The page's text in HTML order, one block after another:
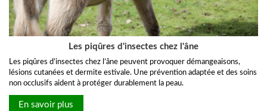
Les piqûres d'insectes chez l'âne
Les piqûres d’insectes chez l’âne peuvent provoquer démangeaisons,
lésions cutanées et dermite estivale. Une prévention adaptée et des soins
non occlusifs aident à protéger durablement la peau.
En savoir plus